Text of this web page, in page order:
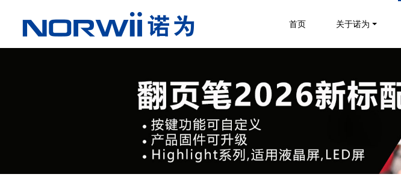
首页 关于诺为